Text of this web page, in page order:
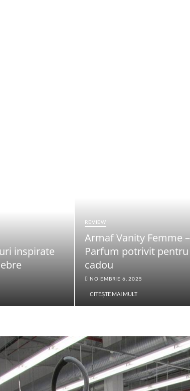
inspirate
REVIEW
Armaf Vanity Femme –
Parfum potrivit pentru
cadou
NOIEMBRIE 6, 2025
CITEȘTE MAI MULT